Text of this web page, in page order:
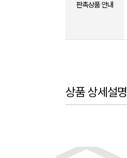
판촉상품 안내
상품 상세설명